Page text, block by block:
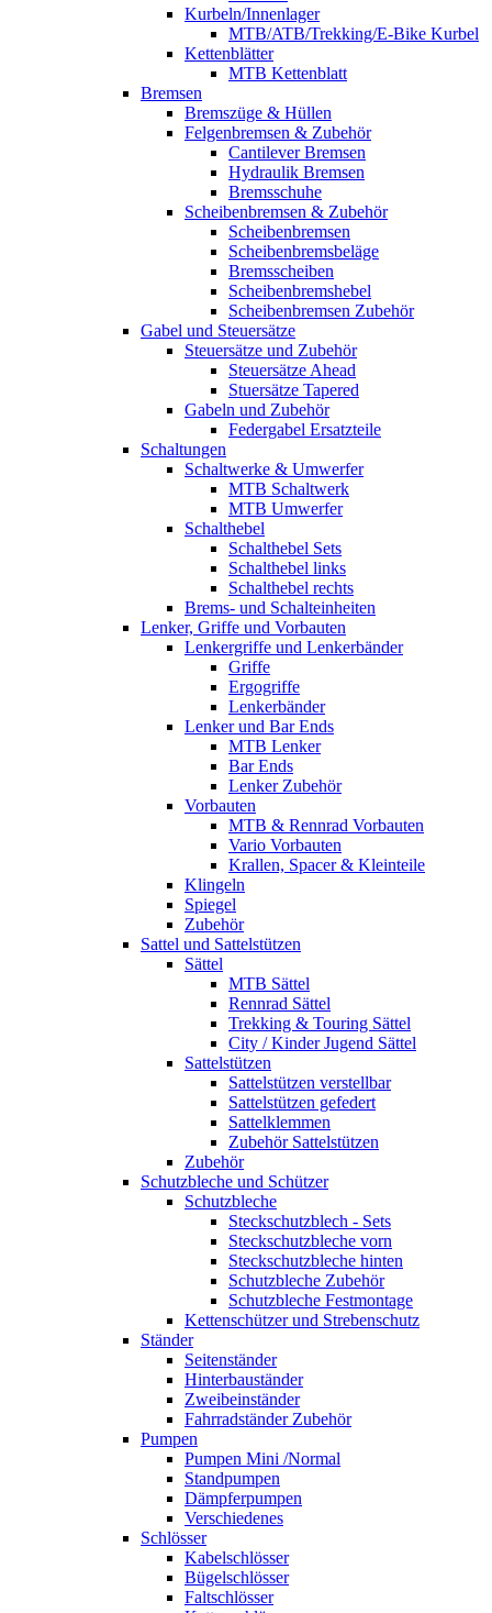
Kurbeln/Innenlager
MTB/ATB/Trekking/E-Bike Kurbel
Kettenblätter
MTB Kettenblatt
Bremsen
Bremszüge & Hüllen
Felgenbremsen & Zubehör
Cantilever Bremsen
Hydraulik Bremsen
Bremsschuhe
Scheibenbremsen & Zubehör
Scheibenbremsen
Scheibenbremsbeläge
Bremsscheiben
Scheibenbremshebel
Scheibenbremsen Zubehör
Gabel und Steuersätze
Steuersätze und Zubehör
Steuersätze Ahead
Stuersätze Tapered
Gabeln und Zubehör
Federgabel Ersatzteile
Schaltungen
Schaltwerke & Umwerfer
MTB Schaltwerk
MTB Umwerfer
Schalthebel
Schalthebel Sets
Schalthebel links
Schalthebel rechts
Brems- und Schalteinheiten
Lenker, Griffe und Vorbauten
Lenkergriffe und Lenkerbänder
Griffe
Ergogriffe
Lenkerbänder
Lenker und Bar Ends
MTB Lenker
Bar Ends
Lenker Zubehör
Vorbauten
MTB & Rennrad Vorbauten
Vario Vorbauten
Krallen, Spacer & Kleinteile
Klingeln
Spiegel
Zubehör
Sattel und Sattelstützen
Sättel
MTB Sättel
Rennrad Sättel
Trekking & Touring Sättel
City / Kinder Jugend Sättel
Sattelstützen
Sattelstützen verstellbar
Sattelstützen gefedert
Sattelklemmen
Zubehör Sattelstützen
Zubehör
Schutzbleche und Schützer
Schutzbleche
Steckschutzblech - Sets
Steckschutzbleche vorn
Steckschutzbleche hinten
Schutzbleche Zubehör
Schutzbleche Festmontage
Kettenschützer und Strebenschutz
Ständer
Seitenständer
Hinterbauständer
Zweibeinständer
Fahrradständer Zubehör
Pumpen
Pumpen Mini /Normal
Standpumpen
Dämpferpumpen
Verschiedenes
Schlösser
Kabelschlösser
Bügelschlösser
Faltschlösser